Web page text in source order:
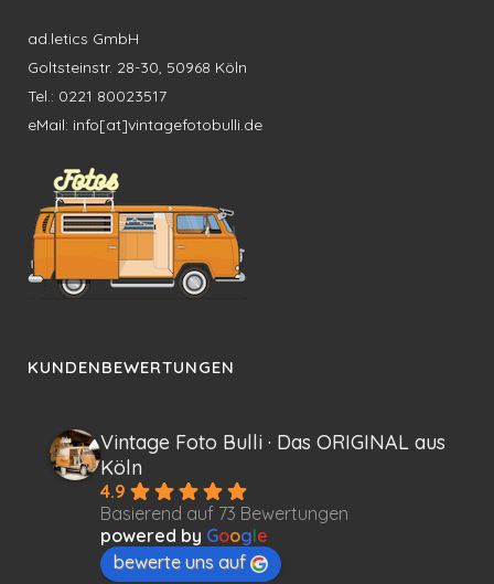
ad.letics GmbH
Goltsteinstr. 28-30, 50968 Köln
Tel.: 0221 80023517
eMail: info[at]vintagefotobulli.de
KUNDENBEWERTUNGEN
Vintage Foto Bulli · Das ORIGINAL aus
Köln
4.9
Basierend auf 73 Bewertungen
powered by Google
bewerte uns auf